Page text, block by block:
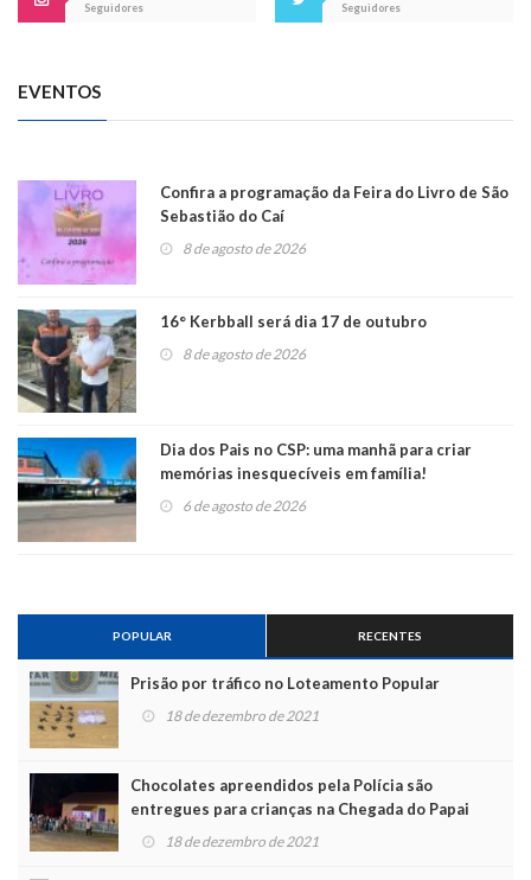
Seguidores
Seguidores
EVENTOS
Confira a programação da Feira do Livro de São
Sebastião do Caí
8 de agosto de 2026
16° Kerbball será dia 17 de outubro
8 de agosto de 2026
Dia dos Pais no CSP: uma manhã para criar
memórias inesquecíveis em família!
6 de agosto de 2026
POPULAR RECENTES
Prisão por tráfico no Loteamento Popular
18 de dezembro de 2021
Chocolates apreendidos pela Polícia são
entregues para crianças na Chegada do Papai
Noel 18 de dezembro de 2021